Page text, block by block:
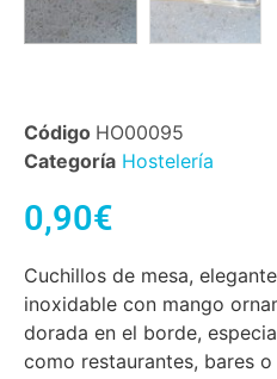
Código HO00095
Categoría Hostelería
0,90€
Cuchillos de mesa,
inoxidable con mango
dorada en el borde,
como restaurantes, bares